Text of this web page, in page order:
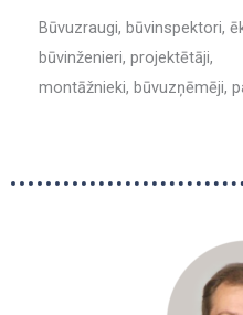
Būvuzraugi, būvinspektori,
būvinženieri, projektētāji,
montāžnieki, būvuzņēmēji,